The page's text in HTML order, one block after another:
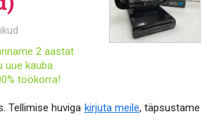
2 aastat
uue kauba
töökorra!
Tellimise huviga kirjuta meile, täpsustame